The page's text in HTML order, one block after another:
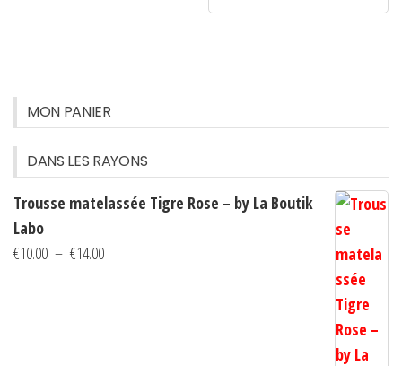
plusieurs
la
MON PANIER
DANS LES RAYONS
Trousse matelassée Tigre Rose – by La Boutik
Labo
€10.00 – €14.00Plage